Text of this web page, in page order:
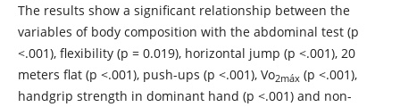
The results show a significant relationship between the
variables of body composition with the abdominal test (p
<.001), flexibility (p = 0.019), horizontal jump (p <.001), 20
meters flat (p <.001), push-ups (p <.001), Vo2máx(p <.001),
handgrip strength in dominant hand (p <.001) and non-